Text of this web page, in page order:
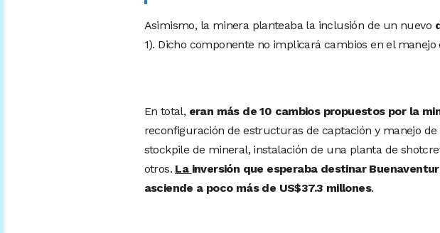
Asimismo, la minera planteaba la inclusión de un nuevo
1). Dicho componente no implicará cambios en el
En total, eran más de 10 cambios propuestos por la
reconfiguración de estructuras de captación y manejo
stockpile de mineral, instalación de una planta de
otros. La inversión que esperaba destinar
asciende a poco más de US$37.3 millones.